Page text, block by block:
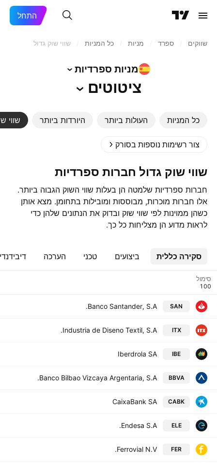
התחל
שווקים ספרד‏ מניות‏ כל המניות שווי שוק גדול
מניות ספרדיות
ציטוטים
כל המניות העולות ביותר היורדות ביותר שווי
צור רשימות נוספות בסורק
שווי שוק גדול ‎חברות ספרדיות‎
חברות ספרדיות שלמטה הן בעלות שווי השוק הגבוה ביותר.
אלו חברות מוכרות, מבוססות ומובילות בתחומן. מצא אותן
כשהן ממוינות לפי שווי שוק ובדוק את הנתונים שלהן כדי
לראות מדוע הן מצליחות כל כך.
סקירה כללית ביצועים טכני הערכה
סימול
SAN
Banco Santander, S.A.
ITX
Industria de Diseno Textil, S.A.
IBE
Iberdrola SA
BBVA
Banco Bilbao Vizcaya Argentaria, S.A.
CABK
CaixaBank SA
ELE
Endesa S.A.
FER
Ferrovial N.V.